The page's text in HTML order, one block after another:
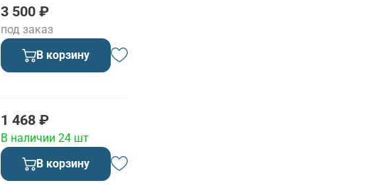
3 500 ₽
под заказ
В корзину
1 468 ₽
В наличии 24 шт
В корзину